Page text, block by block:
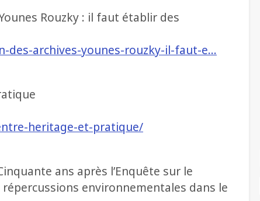
Rouzky : il faut établir des
des-archives-younes-rouzky-il-faut-e…
heritage-et-pratique/
ans après l’Enquête sur le
environnementales dans le